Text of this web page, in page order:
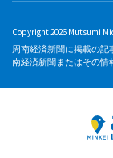
Copyright 2026 Mutsumi
周南経済新聞に掲載の記
南経済新聞またはその情